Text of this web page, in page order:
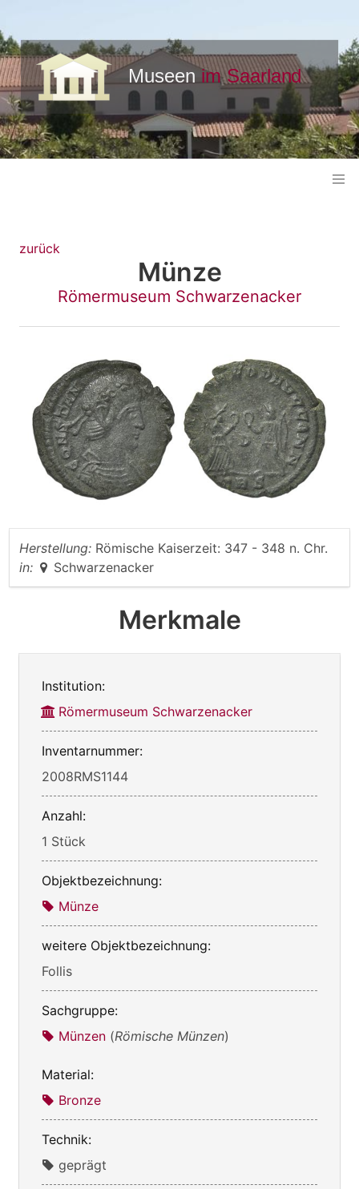
zurück
Münze
Römermuseum Schwarzenacker
Herstellung: Römische Kaiserzeit: 347 - 348 n. Chr.
in:
Schwarzenacker
Merkmale
Institution:
Römermuseum Schwarzenacker
Inventarnummer:
2008RMS1144
Anzahl:
1 Stück
Objektbezeichnung:
Münze
weitere Objektbezeichnung:
Follis
Sachgruppe:
Münzen (Römische Münzen)
Material:
Bronze
Technik:
geprägt